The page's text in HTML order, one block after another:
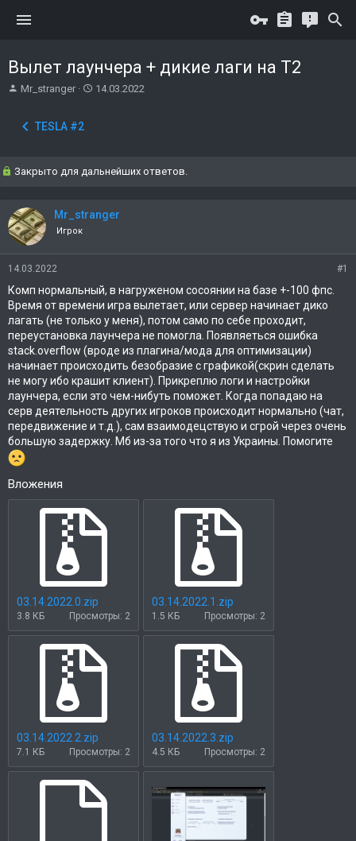
Вылет лаунчера + дикие лаги на Т2
А
о
е
Mr_stranger
Д
ч
а
14.03.2022
TESLA #2
Закрыто для дальнейших ответов.
Mr_stranger
Игрок
14.03.2022 #1
Комп нормальный, в нагруженом сосоянии на базе +-100 фпс.
Время от времени игра вылетает, или сервер начинает дико
лагать (не только у меня), потом само по себе проходит,
переустановка лаунчера не помогла. Появляеться ошибка
stack.overflow (вроде из плагина/мода для оптимизации)
начинает происходить безобразие с графикой(скрин сделать
не могу ибо крашит клиент). Прикреплю логи и настройки
лаунчера, если это чем-нибуть поможет. Когда попадаю на
серв деятельность других игроков происходит нормально (чат,
передвижение и т.д.), сам взаимодецствую и сгрой через очень
большую задержку. Мб из-за того что я из Украины. Помогите
Вложения
03.14.2022.0.zip
3.8 КБ Просмотры: 2
03.14.2022.1.zip
1.5 КБ Просмотры: 2
03.14.2022.2.zip
7.1 КБ Просмотры: 2
03.14.2022.3.zip
4.5 КБ Просмотры: 2